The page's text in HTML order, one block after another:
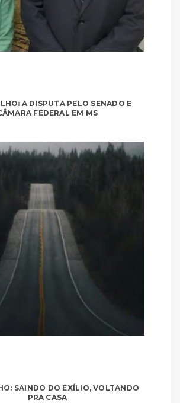
A DISPUTA PELO SENADO E
FEDERAL EM MS
SAINDO DO EXÍLIO, VOLTANDO
PRA CASA